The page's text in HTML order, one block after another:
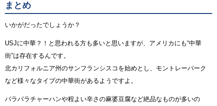
まとめ
いかがだったでしょうか？
USJに中華？！と思われる方も多いと思いますが、アメリカにも“中華
街”は存在するんです。
北カリフォルニア州のサンフランシスコを始めとし、モントレーパーク
など様々なタイプの中華街があるようですよ。
パラパラチャーハンや程よい辛さの麻婆豆腐など絶品なものが多いの